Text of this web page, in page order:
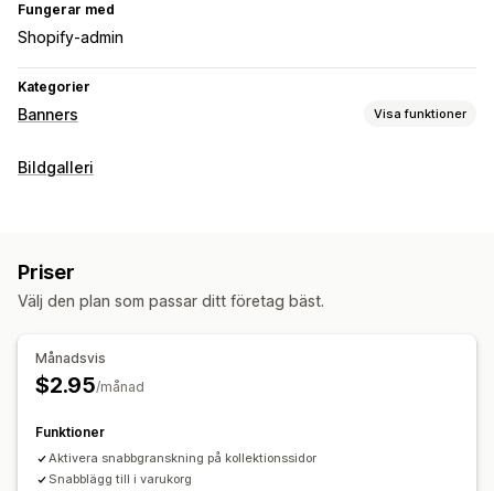
Fungerar med
Shopify-admin
Kategorier
Banners Visa funktioner
Bannertyp
Bannerposition
Analyser och rapporter
Bildgalleri
Priser
Välj den plan som passar ditt företag bäst.
Månadsvis
$2.95/månad
Funktioner
Aktivera snabbgranskning på kollektionssidor
Snabblägg till i varukorg